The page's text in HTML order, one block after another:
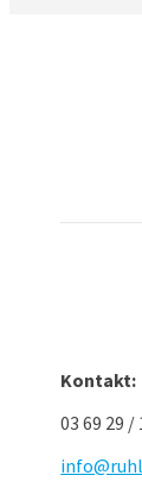
Kontakt:
03 69 29 /